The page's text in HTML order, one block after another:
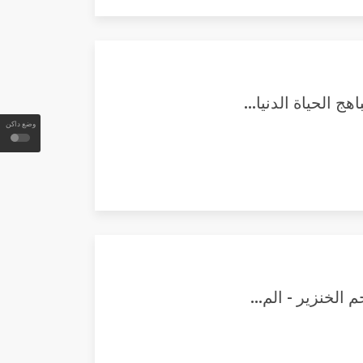
وضع داكن